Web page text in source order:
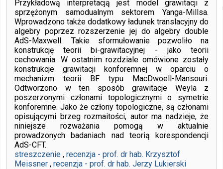
Przykładową interpretacją jest model grawitacji z
sprzężonym samodualnym sektorem Yanga-Millsa.
Wprowadzono także dodatkowy ładunek translacyjny do
algebry poprzez rozszerzenie jej do algebry double
AdS-Maxwell. Takie sformułowanie pozwoliło na
konstrukcję teorii bi-grawitacyjnej - jako teorii
cechowania. W ostatnim rozdziale omówione zostały
konstrukcje grawitacji konforemnej w oparciu o
mechanizm teorii BF typu MacDwoell-Mansouri.
Odtworzono w ten sposób grawitacje Weyla z
poszerzonymi członami topologicznymi o symetrie
konforemne. Jako że człony topologiczne, są członami
opisującymi brzeg rozmaitości, autor ma nadzieje, że
niniejsze rozważania pomogą w aktualnie
prowadzonych badaniach nad teorią korespondencji
AdS-CFT.
streszczenie , recenzja - prof. dr hab. Krzysztof
Meissner , recenzja - prof. dr hab. Jerzy Lukierski